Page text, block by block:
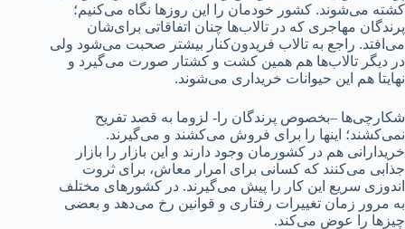
کشته می‌شوند. کشور خودمان را این روزها نگاه می‌کنیم؛
پرندگان مهاجری که در تالاب‌ها چنان اتفاقاتی برای‌شان
می‌افتد. راجع به تالاب فریدون‌کنار بیشتر صحبت می‌شود ولی
در دیگر تالاب‌ها هم همین کشت و کشتار صورت می‌گیرد و
نهایتا هم این حیوانات خریداری می‌شوند.
شکارچی‌ها –بخصوص پرندگان را- لزوما به قصد تفریح
نمی‌کشند؛ اینها را برای فروش می‌کشند و می‌گیرند.
خریدارانی هم در کشورمان وجود دارند و این بازار را بازار
جذابی می‌کنند که کسانی برای امرار معاش، برای ثروت
اندوزی سریع این کار را پیش می‌گیرند. در کشورهای مختلف
به مرور زمان تغییرات رفتاری و قوانین رخ می‌دهد و بعضی
چیزها را عوض می‌کند.